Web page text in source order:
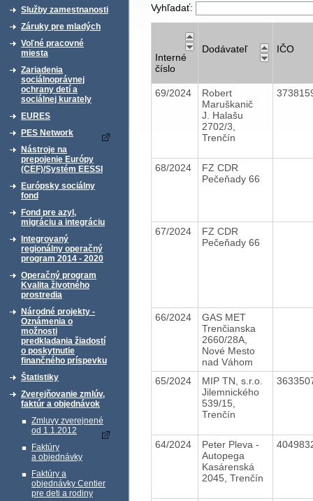
Služby zamestnanosti
Záruky pre mladých
Voľné pracovné
miesta
Zariadenia
sociálnoprávnej
ochrany detí a
sociálnej kurately
EURES
PES Network
Nástroje na
prepojenie Európy
(CEF)/Systém EESSI
Európsky sociálny
fond
Fond pre azyl,
migráciu a integráciu
Integrovaný
regionálny operačný
program 2014 - 2020
Operačný program
Kvalita životného
prostredia
Národné projekty -
Oznámenia o
možnosti
predkladania žiadostí
o poskytnutie
finančného príspevku
Štatistiky
Zverejňovanie zmlúv,
faktúr a objednávok
Zmluvy zverejnené
od 1.1.2012
Faktúry
a objednávky
Faktúry a
objednávky Centier
pre deti a rodiny
Vyhľadať:
Interné
číslo
Dodávateľ IČO
69/2024
Robert
Maruškanič
J. Halašu
2702/3,
Trenčín
68/2024
FZ CDR
Pečeňady 66
67/2024
FZ CDR
Pečeňady 66
66/2024
GAS MET
Trenčianska
2660/28A,
Nové Mesto
nad Váhom
65/2024
MIP TN, s.r.o.
Jilemnického
539/15,
Trenčín
64/2024
Peter Pleva -
Autopega
Kasárenská
2045, Trenčín